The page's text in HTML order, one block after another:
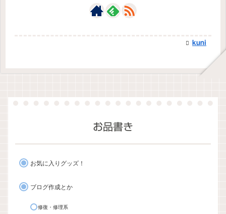
kuni
お品書き
お気に入りグッズ！
ブログ作成とか
修復・修理系